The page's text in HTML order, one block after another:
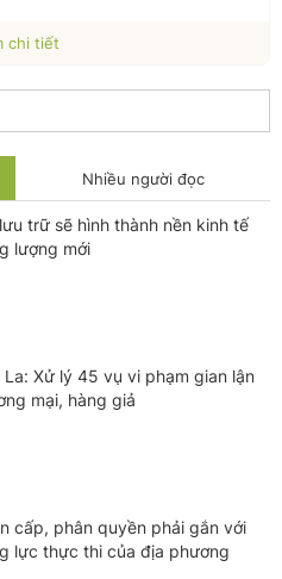
chi tiết
Nhiều người đọc
trữ sẽ hình thành nền kinh tế
lượng mới
La: Xử lý 45 vụ vi phạm gian lận
mại, hàng giả
cấp, phân quyền phải gắn với
lực thực thi của địa phương